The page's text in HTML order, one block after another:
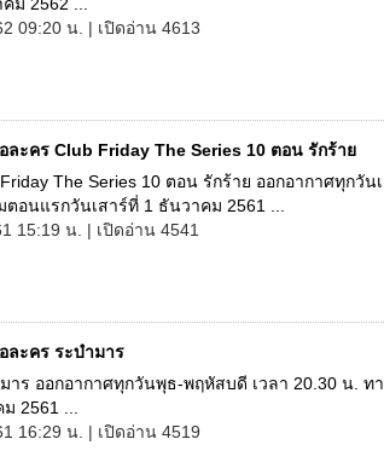
09:20 น. | เปิดอ่าน 4613
อละคร Club Friday The Series 10 ตอน รักร้าย
The Series 10 ตอน รักร้าย ออกอากาศทุกวัน
ตอนแรกวันเสาร์ที่ 1 ธันวาคม 2561 ...
15:19 น. | เปิดอ่าน 4541
อละคร ระบำมาร
าร ออกอากาศทุกวันพุธ-พฤหัสบดี เวลา 20.30 น. ท
2561 ...
16:29 น. | เปิดอ่าน 4519